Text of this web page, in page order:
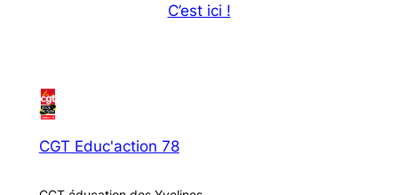
C’est ici !
CGT Educ'action 78